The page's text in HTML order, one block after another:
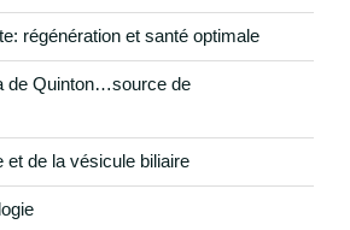
régénération et santé optimale
de Quinton…source de
et de la vésicule biliaire